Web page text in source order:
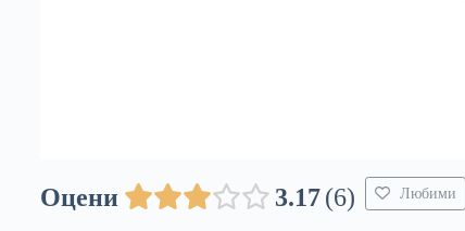
Оцени 3.17 6 Любими